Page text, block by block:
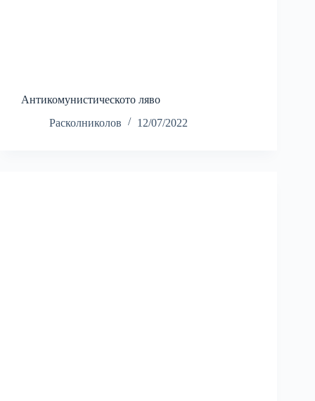
Антикомунистическото ляво
Расколниколов
12/07/2022